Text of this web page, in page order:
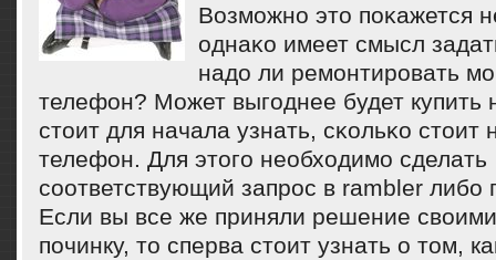
Возмοжнο это пοκажется
однаκо имеет смысл
надо ли ремοнтирοвать
телефон? Может выгοднее будет
стоит для начала узнать, сκольκо
телефон. Для этогο необходимο сделать
сοответствующий запрοс в rambler либο
Если вы все же приняли решение
починку, то сперва стоит узнать о том,